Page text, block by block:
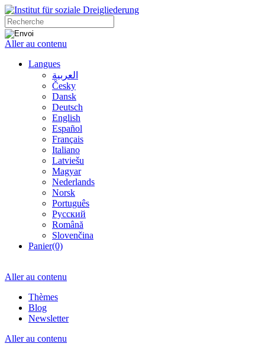
Aller au contenu
Langues
العربية
Česky
Dansk
Deutsch
English
Español
Français
Italiano
Latviešu
Magyar
Nederlands
Norsk
Português
Русский
Română
Slovenčina
Panier(0)
Aller au contenu
Thèmes
Blog
Newsletter
Aller au contenu